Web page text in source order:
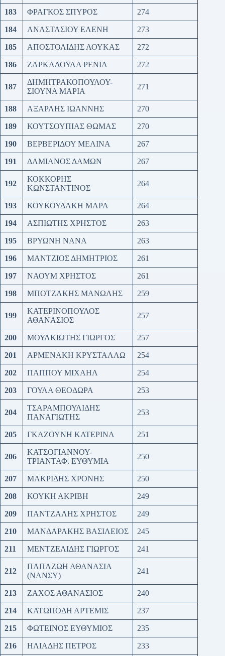
183 ΦΡΑΓΚΟΣ ΣΠΥΡΟΣ 274
184 ΑΝΑΣΤΑΣΙΟΥ ΕΛΕΝΗ 273
185 ΑΠΟΣΤΟΛΙΔΗΣ ΛΟΥΚΑΣ 272
186 ΖΑΡΚΑΔΟΥΛΑ ΡΕΝΙΑ 272
187
ΔΗΜΗΤΡΑΚΟΠΟΥΛΟΥ-
ΣΙΟΥΝΑ ΜΑΡΙΑ
271
188 ΑΞΑΡΛΗΣ ΙΩΑΝΝΗΣ 270
189 ΚΟΥΤΣΟΥΠΙΑΣ ΘΩΜΑΣ 270
190 ΒΕΡΒΕΡΙΔΟΥ ΜΕΛΙΝΑ 267
191 ΔΑΜΙΑΝΟΣ ΔΑΜΩΝ 267
192
ΚΟΚΚΟΡΗΣ
ΚΩΝΣΤΑΝΤΙΝΟΣ
264
193 ΚΟΥΚΟΥΔΑΚΗ ΜΑΡΑ 264
194 ΑΣΠΙΩΤΗΣ ΧΡΗΣΤΟΣ 263
195 ΒΡΥΩΝΗ ΝΑΝΑ 263
196 ΜΑΝΤΖΙΟΣ ΔΗΜΗΤΡΙΟΣ 261
197 ΝΑΟΥΜ ΧΡΗΣΤΟΣ 261
198 ΜΠΟΤΖΑΚΗΣ ΜΑΝΩΛΗΣ 259
199
ΚΑΤΕΡΙΝΟΠΟΥΛΟΣ
ΑΘΑΝΑΣΙΟΣ
257
200 ΜΟΥΛΚΙΩΤΗΣ ΓΙΩΡΓΟΣ 257
201 ΑΡΜΕΝΑΚΗ ΚΡΥΣΤΑΛΛΩ 254
202 ΠΑΠΠΟΥ ΜΙΧΑΗΛ 254
203 ΓΟΥΛΑ ΘΕΟΔΩΡΑ 253
204
ΤΣΑΡΑΜΠΟΥΛΙΔΗΣ
ΠΑΝΑΓΙΩΤΗΣ
253
205 ΓΚΑΖΟΥΝΗ ΚΑΤΕΡΙΝΑ 251
206
ΚΑΤΣΟΓΙΑΝΝΟΥ-
ΤΡΙΑΝΤΑΦ. ΕΥΘΥΜΙΑ
250
207 ΜΑΚΡΙΔΗΣ ΧΡΟΝΗΣ 250
208 ΚΟΥΚΗ ΑΚΡΙΒΗ 249
209 ΠΑΝΤΖΑΛΗΣ ΧΡΗΣΤΟΣ 249
210 ΜΑΝΔΑΡΑΚΗΣ ΒΑΣΙΛΕΙΟΣ 245
211 ΜΕΝΤΖΕΛΙΔΗΣ ΓΙΩΡΓΟΣ 241
212
ΠΑΠΑΖΩΗ ΑΘΑΝΑΣΙΑ
(ΝΑΝΣΥ)
241
213 ΖΑΧΟΣ ΑΘΑΝΑΣΙΟΣ 240
214 ΚΑΤΩΠΟΔΗ ΑΡΤΕΜΙΣ 237
215 ΦΩΤΕΙΝΟΣ ΕΥΘΥΜΙΟΣ 235
216 ΗΛΙΑΔΗΣ ΠΕΤΡΟΣ 233